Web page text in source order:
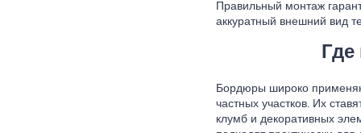
Правильный монтаж
аккуратный внешний вид
Бордюры широко
частных участков. Их
клумб и декоративных